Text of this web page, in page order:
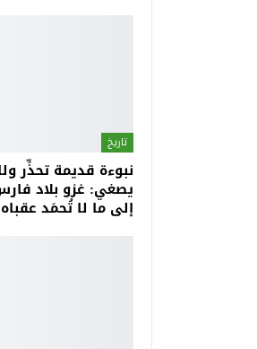
تاريخ
نبوءة قديمة تحذِّر
يصغي: غزو بلاد
إلى ما لا تُحمَد